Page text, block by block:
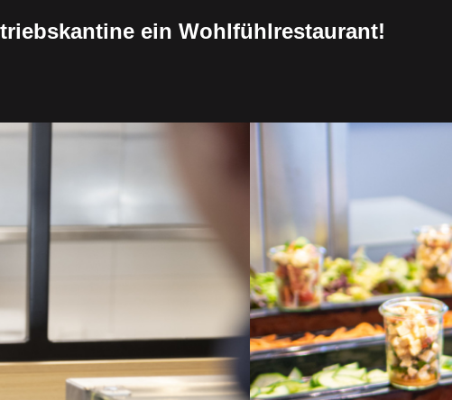
ein Wohlfühlrestaurant!
FÜR IHR UNTERNEHMEN ANFRAGEN
-IHR MEHRWERT